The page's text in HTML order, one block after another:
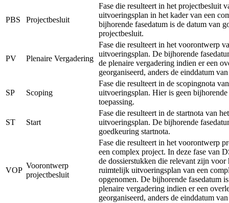
PBS Projectbesluit
Fase die resulteert in het projectbesluit
uitvoeringsplan in het kader van een
bijhorende fasedatum is de datum van
projectbesluit.
PV Plenaire Vergadering
Fase die resulteert in het voorontwerp
uitvoeringsplan. De bijhorende
de plenaire vergadering indien er een
georganiseerd, anders de einddatum
SP Scoping
Fase die resulteert in de scopingnota
uitvoeringsplan. Hier is geen bijhorende
toepassing.
ST Start
Fase die resulteert in de startnota van
uitvoeringsplan. De bijhorende
goedkeuring startnota.
VOP
Voorontwerp
projectbesluit
Fase die resulteert in het voorontwerp
een complex project. In deze fase van
de dossierstukken die relevant zijn
ruimtelijk uitvoeringsplan van een
opgenomen. De bijhorende fasedatum
plenaire vergadering indien er een
georganiseerd, anders de einddatum